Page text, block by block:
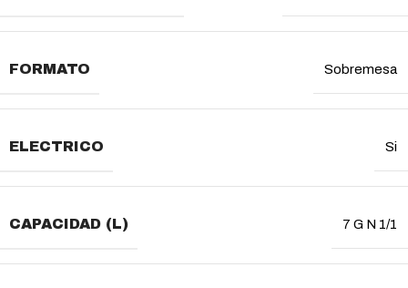
FORMATO Sobremesa
ELECTRICO Si
CAPACIDAD (L) 7 G N 1/1